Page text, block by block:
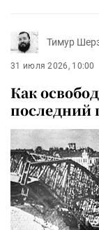
Тимур
31 июля 2026, 10:00
Как
последний